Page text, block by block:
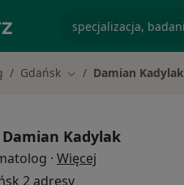
Gdańsk Zmień miasto
Damian Kadylak
Damian Kadylak
· Więcej
2 adresy